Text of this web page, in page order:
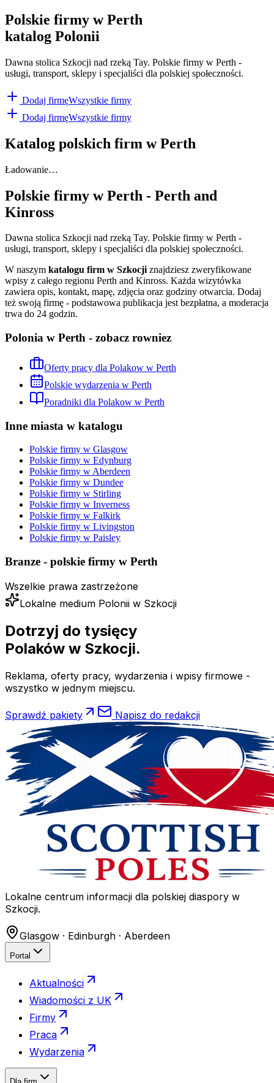
Polskie firmy w Perth
katalog Polonii
Dawna stolica Szkocji nad rzeką Tay. Polskie firmy w Perth -
usługi, transport, sklepy i specjaliści dla polskiej społeczności.
Dodaj firmęWszystkie firmy
Dodaj firmęWszystkie firmy
Katalog polskich firm wPerth
Ładowanie…
Polskie firmy wPerth - Perth and
Kinross
Dawna stolica Szkocji nad rzeką Tay. Polskie firmy w Perth -
usługi, transport, sklepy i specjaliści dla polskiej społeczności.
W naszym katalogu firm w Szkocjiznajdziesz zweryfikowane
wpisy z całego regionu Perth and Kinross. Każda wizytówka
zawiera opis, kontakt, mapę, zdjęcia oraz godziny otwarcia. Dodaj
też swoją firmę - podstawowa publikacja jest bezpłatna, a moderacja
trwa do 24 godzin.
Polonia w Perth - zobacz rowniez
Oferty pracy dla Polakow w Perth
Polskie wydarzenia w Perth
Poradniki dla Polakow w Perth
Inne miasta w katalogu
Polskie firmy w Glasgow
Polskie firmy w Edynburg
Polskie firmy w Aberdeen
Polskie firmy w Dundee
Polskie firmy w Stirling
Polskie firmy w Inverness
Polskie firmy w Falkirk
Polskie firmy w Livingston
Polskie firmy w Paisley
Branze - polskie firmy w Perth
Wszelkie prawa zastrzeżone
Lokalne medium Polonii w Szkocji
Dotrzyj do tysięcy
Polaków w Szkocji.
Reklama, oferty pracy, wydarzenia i wpisy firmowe -
wszystko w jednym miejscu.
Sprawdź pakiety Napisz do redakcji
Lokalne centrum informacji dla polskiej diaspory w
Szkocji.
Glasgow · Edinburgh · Aberdeen
Portal
Aktualności
Wiadomości z UK
Firmy
Praca
Wydarzenia